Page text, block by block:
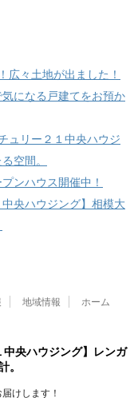
々土地が出ました！
になる戸建てをお預か
ュリー２１中央ハウジ
空間。
ンハウス開催中！
央ハウジング】相模大
地域情報
ホーム
央ハウジング】レンガ
。
けします！